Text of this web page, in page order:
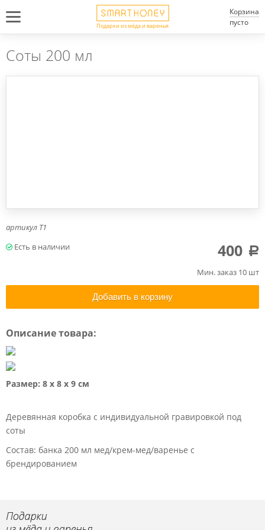
Подарки из мёда и варенья
Корзина
пусто
Соты 200 мл
артикул Т1
Мин. заказ 10 шт
400 a
Добавить в корзину
Описание товара:
Размер: 8 х 8 х 9 см
Деревянная коробка с индивидуальной гравировкой под
соты
Состав: банка 200 мл мед/крем-мед/варенье с
брендированием